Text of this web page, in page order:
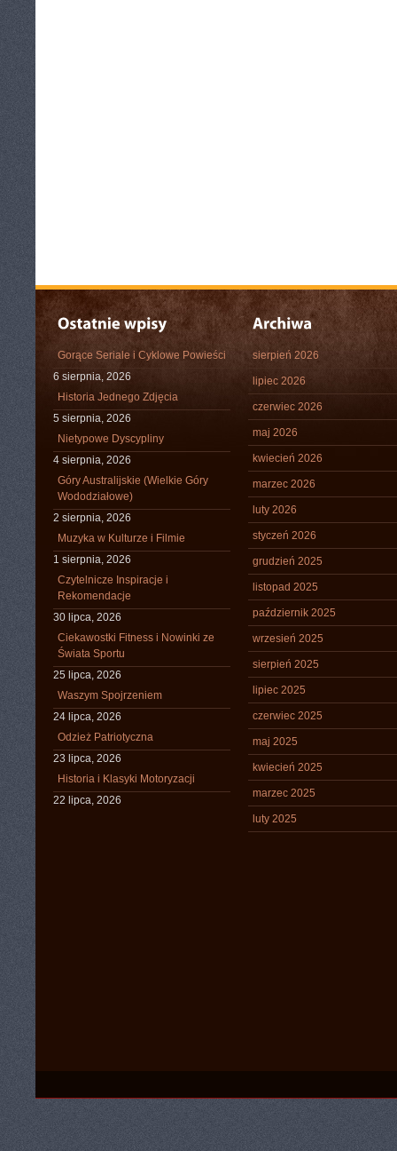
Gorące Seriale i Cyklowe Powieści
6 sierpnia, 2026
Historia Jednego Zdjęcia
5 sierpnia, 2026
Nietypowe Dyscypliny
4 sierpnia, 2026
Góry Australijskie (Wielkie Góry
Wododziałowe)
2 sierpnia, 2026
Muzyka w Kulturze i Filmie
1 sierpnia, 2026
Czytelnicze Inspiracje i
Rekomendacje
30 lipca, 2026
Ciekawostki Fitness i Nowinki ze
Świata Sportu
25 lipca, 2026
Waszym Spojrzeniem
24 lipca, 2026
Odzież Patriotyczna
23 lipca, 2026
Historia i Klasyki Motoryzacji
22 lipca, 2026
sierpień 2026
lipiec 2026
czerwiec 2026
maj 2026
kwiecień 2026
marzec 2026
luty 2026
styczeń 2026
grudzień 2025
listopad 2025
październik 2025
wrzesień 2025
sierpień 2025
lipiec 2025
czerwiec 2025
maj 2025
kwiecień 2025
marzec 2025
luty 2025